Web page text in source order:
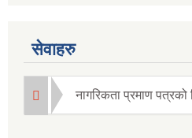
सेवाहरु
नागरिकता प्रमाण